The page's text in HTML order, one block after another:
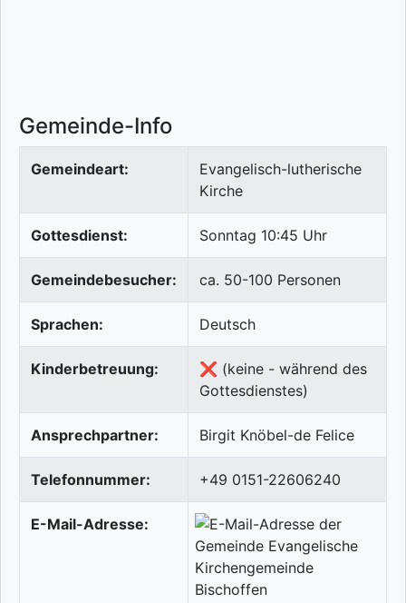
Gemeinde-Info
Gemeindeart:
Evangelisch-lutherische
Kirche
Gottesdienst: Sonntag 10:45 Uhr
Gemeindebesucher: ca. 50-100 Personen
Sprachen: Deutsch
Kinderbetreuung:
❌ (keine - während des
Gottesdienstes)
Ansprechpartner: Birgit Knöbel-de Felice
Telefonnummer: +49 0151-22606240
E-Mail-Adresse: